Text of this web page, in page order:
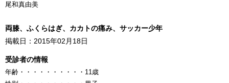
尾和真由美
両膝、ふくらはぎ、カカトの痛み、サッカー少年
掲載日：2015年02月18日
受診者の情報
年齢 ・・・・・・・・・・ 11歳